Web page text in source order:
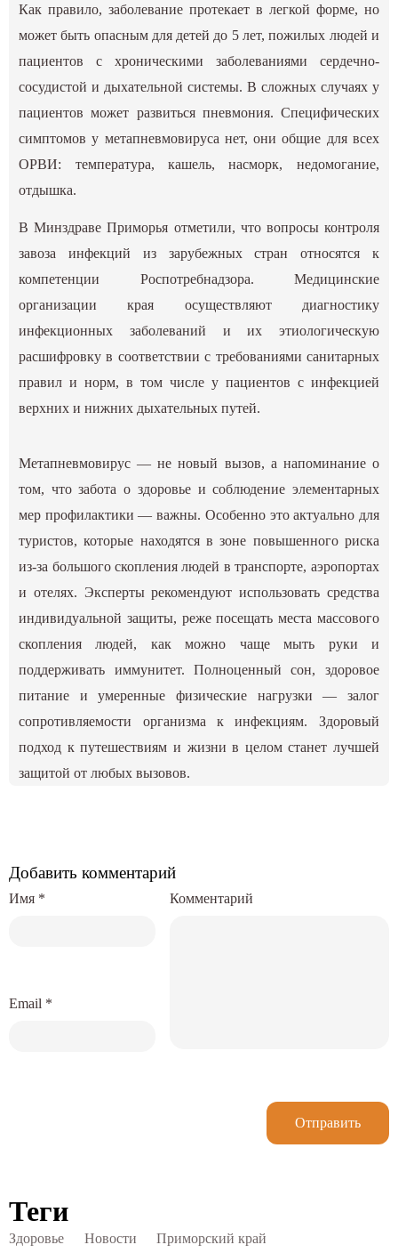
Как правило, заболевание протекает в легкой форме, но
может быть опасным для детей до 5 лет, пожилых людей и
пациентов с хроническими заболеваниями сердечно-
сосудистой и дыхательной системы. В сложных случаях у
пациентов может развиться пневмония. Специфических
симптомов у метапневмовируса нет, они общие для всех
ОРВИ: температура, кашель, насморк, недомогание,
отдышка.
В Минздраве Приморья отметили, что вопросы контроля
завоза инфекций из зарубежных стран относятся к
компетенции Роспотребнадзора. Медицинские
организации края осуществляют диагностику
инфекционных заболеваний и их этиологическую
расшифровку в соответствии с требованиями санитарных
правил и норм, в том числе у пациентов с инфекцией
верхних и нижних дыхательных путей.
Метапневмовирус — не новый вызов, а напоминание о
том, что забота о здоровье и соблюдение элементарных
мер профилактики — важны. Особенно это актуально для
туристов, которые находятся в зоне повышенного риска
из-за большого скопления людей в транспорте, аэропортах
и отелях. Эксперты рекомендуют использовать средства
индивидуальной защиты, реже посещать места массового
скопления людей, как можно чаще мыть руки и
поддерживать иммунитет. Полноценный сон, здоровое
питание и умеренные физические нагрузки — залог
сопротивляемости организма к инфекциям. Здоровый
подход к путешествиям и жизни в целом станет лучшей
защитой от любых вызовов.
Добавить комментарий
Комментарий
Имя *
Email *
Отправить
Теги
Здоровье Новости Приморский край